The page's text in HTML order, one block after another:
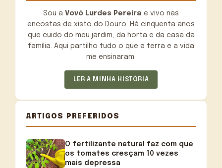
Sou a Vovó Lurdes Pereira e vivo nas
encostas de xisto do Douro. Há cinquenta anos
que cuido do meu jardim, da horta e da casa da
família. Aqui partilho tudo o que a terra e a vida
me ensinaram.
LER A MINHA HISTÓRIA
ARTIGOS PREFERIDOS
O fertilizante natural faz com que
os tomates cresçam 10 vezes
mais depressa